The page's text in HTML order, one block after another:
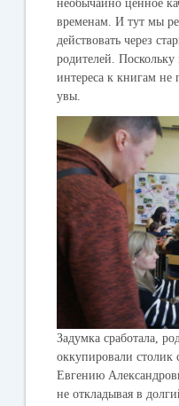
необычайно ценное
временам. И тут мы
действовать через
родителей.
интереса к книгам не
увы.
Задумка сработала,
оккупировали столик
Евгению
не откладывая в